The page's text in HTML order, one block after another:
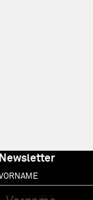
Newsletter